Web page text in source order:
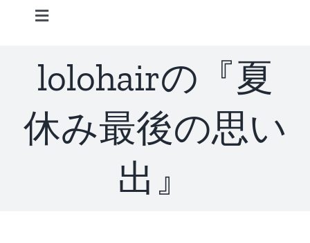
Toggle
STAFF
lolohairの『夏
休み最後の思い
出』